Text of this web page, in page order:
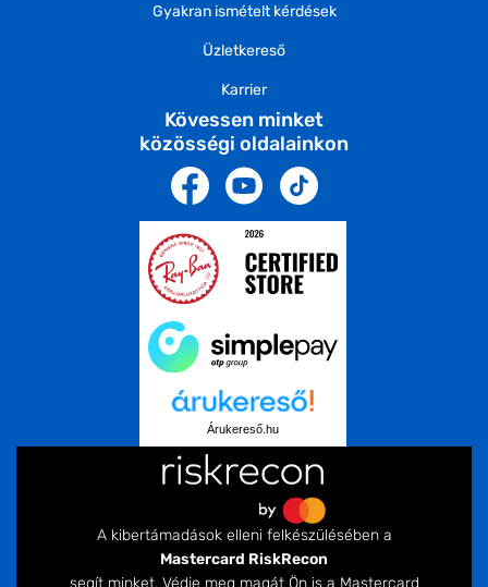
Gyakran ismételt kérdések
Üzletkereső
Karrier
Kövessen minket
közösségi oldalainkon
Árukereső.hu
A kibertámadások elleni felkészülésében a
Mastercard RiskRecon
segít minket. Védje meg magát Ön is a Mastercard